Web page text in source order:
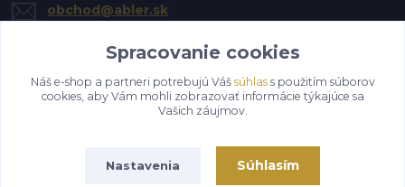
obchod@abler.sk
Upraviť zber cookies.
Spracovanie cookies
Náš e-shop a partneri potrebujú Váš súhlass použitím súborov
cookies, aby Vám mohli zobrazovať informácie týkajúce sa
Vašich záujmov.
Nastavenia Súhlasím